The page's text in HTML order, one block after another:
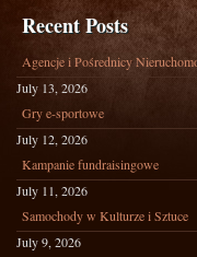
Recent Posts
Agencje i Pośrednicy
July 13, 2026
Gry e-sportowe
July 12, 2026
Kampanie fundraisingowe
July 11, 2026
Samochody w Kulturze i Sztuce
July 9, 2026